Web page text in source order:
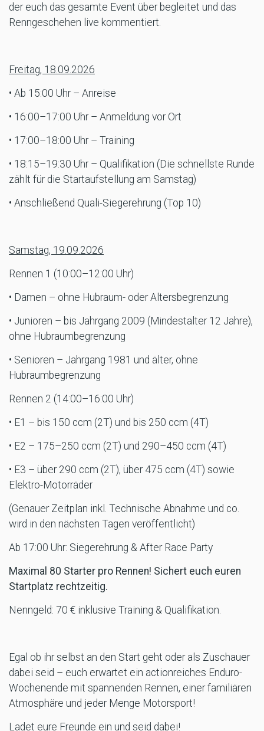
der euch das gesamte Event über begleitet und das
Renngeschehen live kommentiert.
Freitag, 18.09.2026
• Ab 15:00 Uhr – Anreise
• 16:00–17:00 Uhr – Anmeldung vor Ort
• 17:00–18:00 Uhr – Training
• 18:15–19:30 Uhr – Qualifikation (Die schnellste Runde
zählt für die Startaufstellung am Samstag)
• Anschließend Quali-Siegerehrung (Top 10)
Samstag, 19.09.2026
Rennen 1 (10:00–12:00 Uhr)
• Damen – ohne Hubraum- oder Altersbegrenzung
• Junioren – bis Jahrgang 2009 (Mindestalter 12 Jahre),
ohne Hubraumbegrenzung
• Senioren – Jahrgang 1981 und älter, ohne
Hubraumbegrenzung
Rennen 2 (14:00–16:00 Uhr)
• E1 – bis 150 ccm (2T) und bis 250 ccm (4T)
• E2 – 175–250 ccm (2T) und 290–450 ccm (4T)
• E3 – über 290 ccm (2T), über 475 ccm (4T) sowie
Elektro-Motorräder
(Genauer Zeitplan inkl. Technische Abnahme und co.
wird in den nächsten Tagen veröffentlicht)
Ab 17:00 Uhr: Siegerehrung & After Race Party
Maximal 80 Starter pro Rennen! Sichert euch euren
Startplatz rechtzeitig.
Nenngeld: 70 € inklusive Training & Qualifikation.
Egal ob ihr selbst an den Start geht oder als Zuschauer
dabei seid – euch erwartet ein actionreiches Enduro-
Wochenende mit spannenden Rennen, einer familiären
Atmosphäre und jeder Menge Motorsport!
Ladet eure Freunde ein und seid dabei!